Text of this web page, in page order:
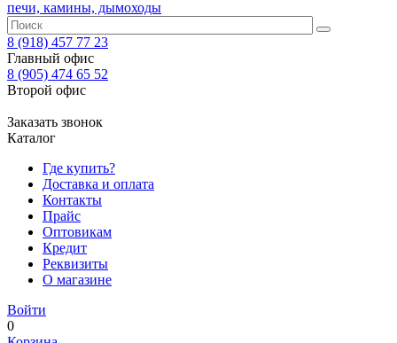
печи, камины, дымоходы
8 (918) 457 77 23
Главный офис
8 (905) 474 65 52
Второй офис
Заказать звонок
Каталог
Где купить?
Доставка и оплата
Контакты
Прайс
Оптовикам
Кредит
Реквизиты
О магазине
Войти
0